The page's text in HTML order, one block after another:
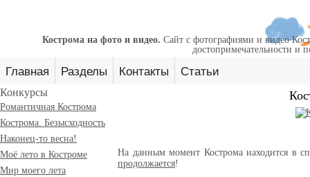
Кострома на фото и видео. Сайт с фотографиями и видео
достопримечательности и
Главная Разделы Контакты Статьи
Конкурсы
Романтичная Кострома
Кострома. Безысходность
Наконец-то весна!
Моё лето в Костроме
Мир моего лета
На данным момент Кострома находится в
продолжается!